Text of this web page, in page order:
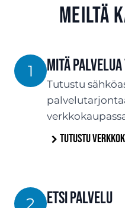
meiltä
1 Mitä
Tutustu
Tutustu
2 Etsi palvelu